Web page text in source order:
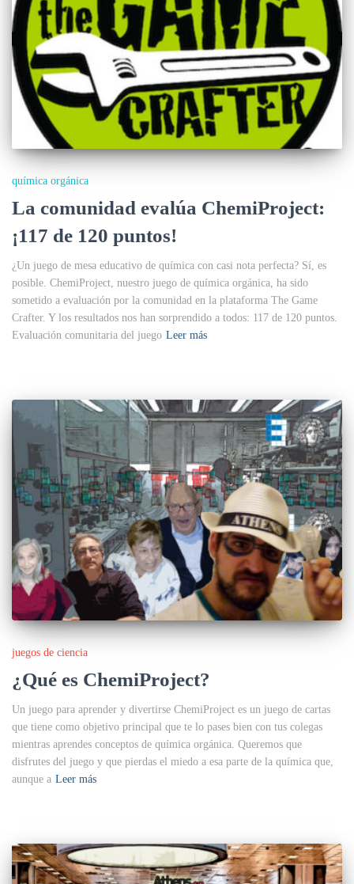
química orgánica
La comunidad evalúa ChemiProject:
¡117 de 120 puntos!
¿Un juego de mesa educativo de química con casi nota perfecta? Sí, es
posible. ChemiProject, nuestro juego de química orgánica, ha sido
sometido a evaluación por la comunidad en la plataforma The Game
Crafter. Y los resultados nos han sorprendido a todos: 117 de 120 puntos.
Evaluación comunitaria del juego Leer más
juegos de ciencia
¿Qué es ChemiProject?
Un juego para aprender y divertirse ChemiProject es un juego de cartas
que tiene como objetivo principal que te lo pases bien con tus colegas
mientras aprendes conceptos de química orgánica. Queremos que
disfrutes del juego y que pierdas el miedo a esa parte de la química que,
aunque a Leer más